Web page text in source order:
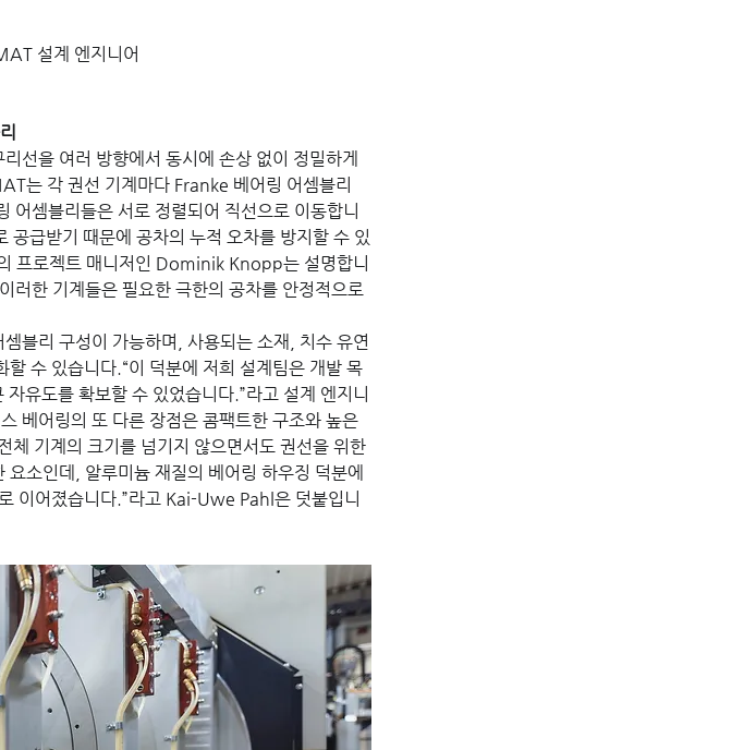
설계 엔지니어
선을 여러 방향에서 동시에 손상 없이 정밀하게
는 각 권선 기계마다 Franke 베어링 어셈블리
어셈블리들은 서로 정렬되어 직선으로 이동합니
급받기 때문에 공차의 누적 오차를 방지할 수 있
프로젝트 매니저인 Dominik Knopp는 설명합니
러한 기계들은 필요한 극한의 공차를 안정적으로
블리 구성이 가능하며, 사용되는 소재, 치수 유연
수 있습니다.“이 덕분에 저희 설계팀은 개발 목
유도를 확보할 수 있었습니다.”라고 설계 엔지니
베어링의 또 다른 장점은 콤팩트한 구조와 높은
체 기계의 크기를 넘기지 않으면서도 권선을 위한
소인데, 알루미늄 재질의 베어링 하우징 덕분에
이어졌습니다.”라고 Kai-Uwe Pahl은 덧붙입니